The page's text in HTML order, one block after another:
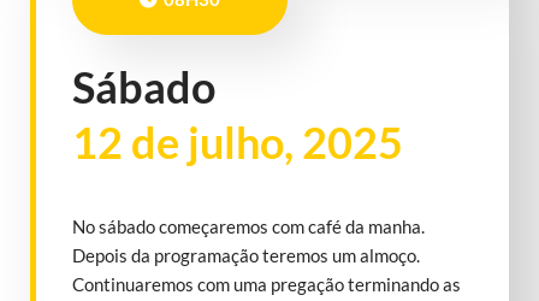
Sábado
12 de julho, 2025
No sábado começaremos com café da manha.
Depois da programação teremos um almoço.
Continuaremos com uma pregação terminando as